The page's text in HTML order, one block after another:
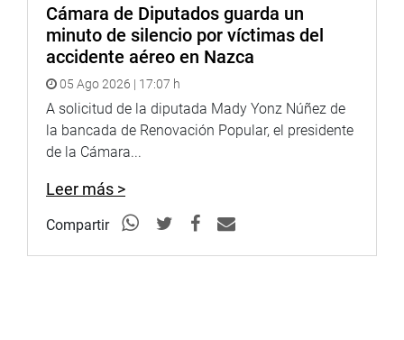
Programa de Desarrollo Productivo Agrario Rural, Rogelio
Javier Huamani Carbajal.
OFICINA DE COMUNICACIONES
Cámara de Diputados guarda un
minuto de silencio por víctimas del
accidente aéreo en Nazca
05 Ago 2026 | 17:07 h
A solicitud de la diputada Mady Yonz Núñez de
la bancada de Renovación Popular, el presidente
de la Cámara...
Leer más >
Compartir